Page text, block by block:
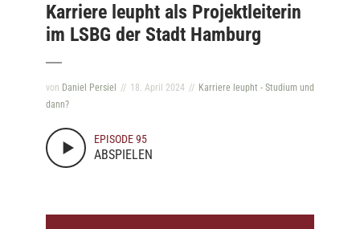
Karriere leupht als Projektleiterin
im LSBG der Stadt Hamburg
von Daniel Persiel 18. April 2024
Karriere leupht - Studium und
dann?
EPISODE 95
ABSPIELEN